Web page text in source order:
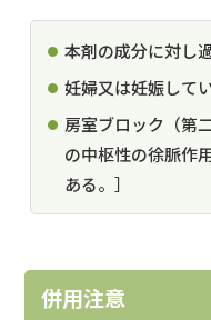
本剤の成分に対し
妊婦又は妊娠して
房室ブロック（第
の中枢性の徐脈作
ある。］
併用注意